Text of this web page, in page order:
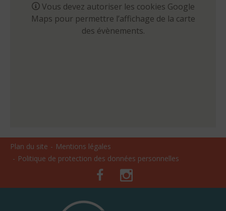
Vous devez autoriser les cookies Google
Maps pour permettre l’affichage de la carte
des évènements.
Plan du site
Mentions légales
Politique de protection des données personnelles
Facebook